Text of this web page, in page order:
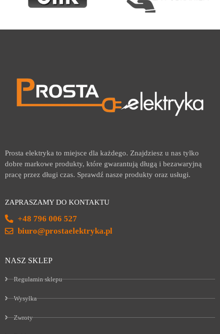
Prosta elektryka to miejsce dla każdego. Znajdziesz u nas tylko
dobre markowe produkty, które gwarantują długą i bezawaryjną
pracę przez długi czas. Sprawdź nasze produkty oraz usługi.
ZAPRASZAMY DO KONTAKTU
+48 796 006 527
biuro@prostaelektryka.pl
NASZ SKLEP
Regulamin sklepu
Wysyłka
Zwroty